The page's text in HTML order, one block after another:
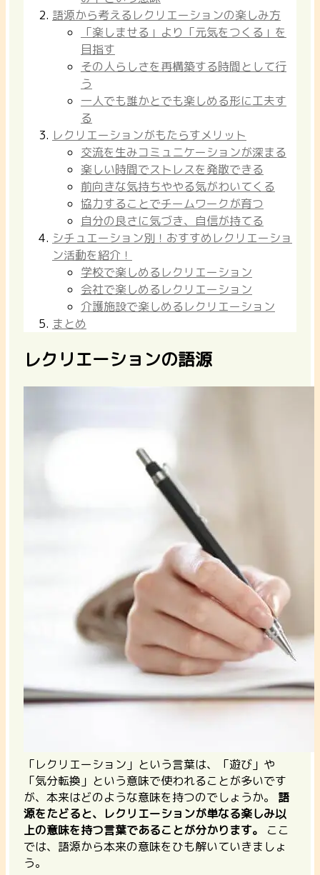
語源から考えるレクリエーションの楽しみ方
「楽しませる」より「元気をつくる」を
目指す
その人らしさを再構築する時間として行
う
一人でも誰かとでも楽しめる形に工夫す
る
レクリエーションがもたらすメリット
交流を生みコミュニケーションが深まる
楽しい時間でストレスを発散できる
前向きな気持ちややる気がわいてくる
協力することでチームワークが育つ
自分の良さに気づき、自信が持てる
シチュエーション別！おすすめレクリエーショ
ン活動を紹介！
学校で楽しめるレクリエーション
会社で楽しめるレクリエーション
介護施設で楽しめるレクリエーション
まとめ
レクリエーションの語源
「レクリエーション」という言葉は、「遊び」や
「気分転換」という意味で使われることが多いです
が、本来はどのような意味を持つのでしょうか。 語
源をたどると、レクリエーションが単なる楽しみ以
上の意味を持つ言葉であることが分かります。
ここ
では、語源から本来の意味をひも解いていきましょ
う。